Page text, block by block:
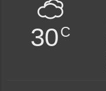
30C